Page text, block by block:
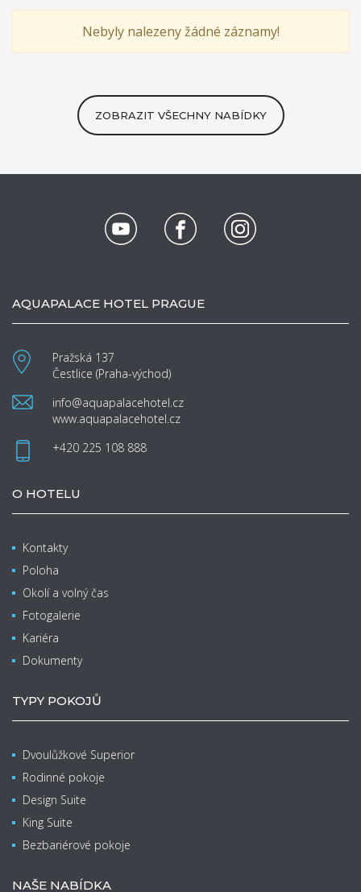
Nebyly nalezeny žádné záznamy!
ZOBRAZIT VŠECHNY NABÍDKY
AQUAPALACE HOTEL PRAGUE
Pražská 137
Čestlice (Praha-východ)
info@aquapalacehotel.cz
www.aquapalacehotel.cz
+420 225 108 888
O HOTELU
Kontakty
Poloha
Okolí a volný čas
Fotogalerie
Kariéra
Dokumenty
TYPY POKOJŮ
Dvoulůžkové Superior
Rodinné pokoje
Design Suite
King Suite
Bezbariérové pokoje
NAŠE NABÍDKA